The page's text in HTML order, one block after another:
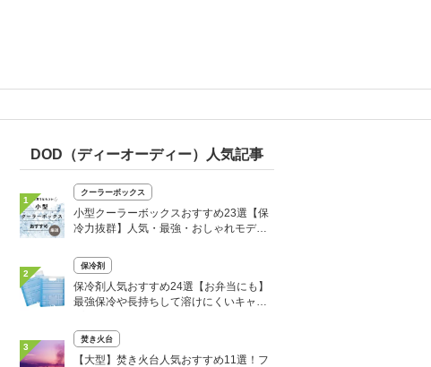
DOD（ディーオーディー）人気記事
1
クーラーボックス
小型クーラーボックスおすすめ23選【保
冷力抜群】人気・最強・おしゃれモデル
2
保冷剤
保冷剤人気おすすめ24選【お弁当にも】
最強保冷や長持ちして溶けにくいキャン
3
焚き火台
【大型】焚き火台人気おすすめ11選！フ